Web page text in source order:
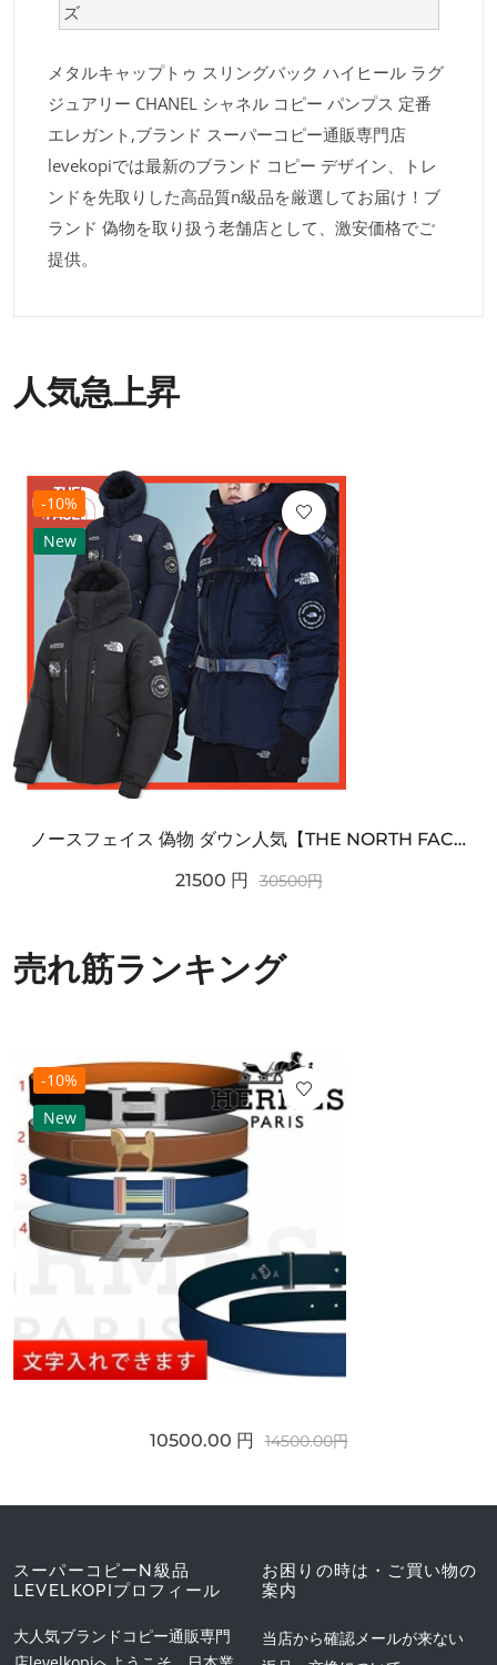
ズ
メタルキャップトゥ スリングバック ハイヒール ラグ
ジュアリー CHANEL シャネル コピー パンプス 定番
エレガント,ブランド スーパーコピー通販専門店
levekopiでは最新のブランド コピー デザイン、トレ
ンドを先取りした高品質n級品を厳選してお届け！ブ
ランド 偽物を取り扱う老舗店として、激安価格でご
提供。
人気急上昇
-10%
New
ノースフェイス 偽物 ダウン人気【THE NORTH FACE】M'S 7 SUMMIT HIM...
21500 円 30500円
売れ筋ランキング
-10%
New
10500.00 円 14500.00円
スーパーコピーN級品
LEVELKOPIプロフィール
大人気ブランドコピー通販専門
お困りの時は・ご買い物の
案内
当店から確認メールが来ない